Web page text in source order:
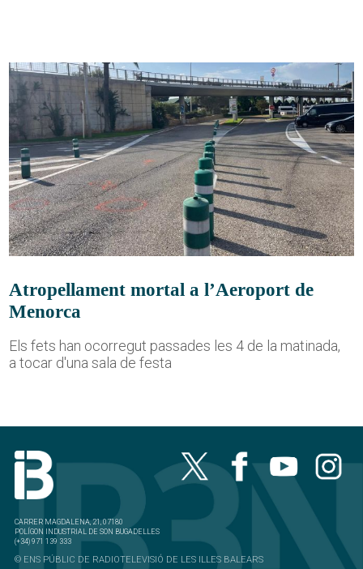
Atropellament mortal a l’Aeroport de
Menorca
Els fets han ocorregut passades les 4 de la matinada,
a tocar d'una sala de festa
CARRER MAGDALENA, 21, 07180
POLÍGON INDUSTRIAL DE SON BUGADELLES
(+34) 971 139 333
© ENS PÚBLIC DE RADIOTELEVISIÓ DE LES ILLES BALEARS